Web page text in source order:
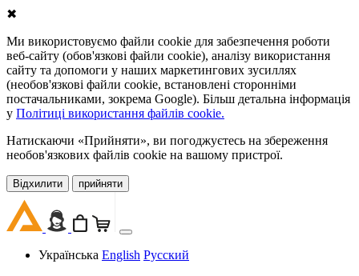
✖
Ми використовуємо файли cookie для забезпечення роботи
веб-сайту (обов'язкові файли cookie), аналізу використання
сайту та допомоги у наших маркетингових зусиллях
(необов'язкові файли cookie, встановлені сторонніми
постачальниками, зокрема Google). Більш детальна інформація
у Політиці використання файлів cookie.
Натискаючи «Прийняти», ви погоджуєтесь на збереження
необов'язкових файлів cookie на вашому пристрої.
Відхилити прийняти
Українська English Русский